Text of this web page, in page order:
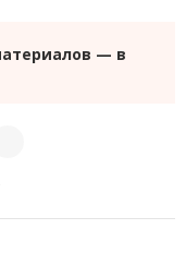
— в